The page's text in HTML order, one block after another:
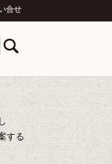
合せ
する